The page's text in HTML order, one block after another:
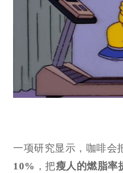
一项研究显示，咖啡会
10% ，把瘦人的燃脂率